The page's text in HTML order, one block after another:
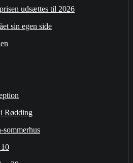
udsættes til 2026
sin egen side
Rødding
sommerhus